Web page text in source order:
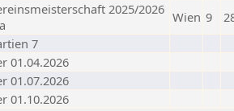
2025/2026 Wien 9
7
01.04.2026
01.07.2026
01.10.2026